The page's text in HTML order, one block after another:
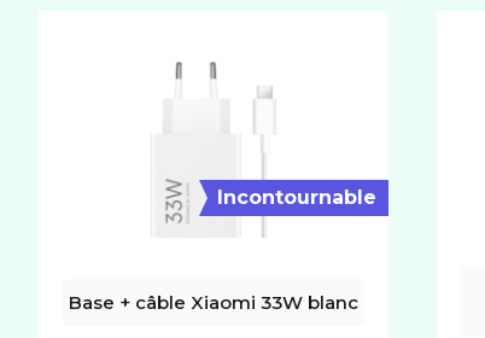
Incontournable
Base + câble Xiaomi 33W blanc